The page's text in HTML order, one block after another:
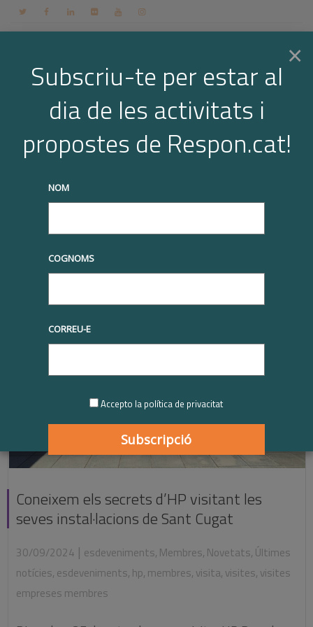
Contacte Espai membres Login CA
Arxiu per a l'etiqueta: visites
empreses membres
Coneixem els secrets d’HP visitant les
seves instal·lacions de Sant Cugat
30/09/2024 | esdeveniments, Membres, Novetats, Últimes
notícies, esdeveniments, hp, membres, visita, visites, visites
empreses membres
×
Subscriu-te per estar al
dia de les activitats i
propostes de Respon.cat!
NOM
COGNOMS
CORREU-E
Accepto la política de privacitat